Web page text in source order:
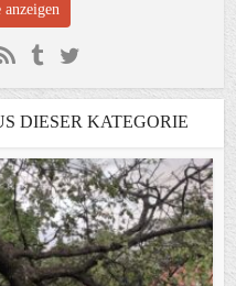
DIESER KATEGORIE